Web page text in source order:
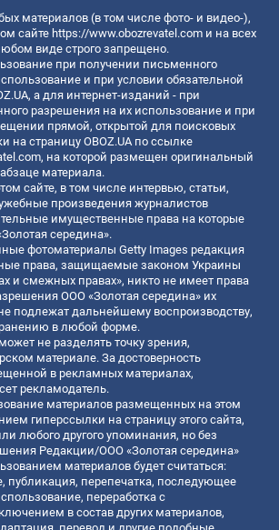
материалов (в том числе фото- и видео-),
сайте https://www.obozrevatel.com и на всех
виде строго запрещено.
при получении письменного
и при условии обязательной
а для интернет-изданий - при
разрешения на их использование и при
прямой, открытой для поисковых
на страницу OBOZ.UA по ссылке
, на которой размещен оригинальный
материала.
сайте, в том числе интервью, статьи,
произведения журналистов
имущественные права на которые
середина».
фотоматериалы Getty Images редакция
права, защищаемые законом Украины
и смежных правах», никто не имеет права
ООО «Золотая середина» их
подлежат дальнейшему воспроизводству,
в любой форме.
не разделять точку зрения,
материале. За достоверность
в рекламных материалах,
рекламодатель.
материалов размещенных на этом
гиперссылки на страницу этого сайта,
любого другого упоминания, но без
Редакции/ООО «Золотая середина»
материалов будет считаться:
публикация, перепечатка, последующее
переработка с
в состав других материалов,